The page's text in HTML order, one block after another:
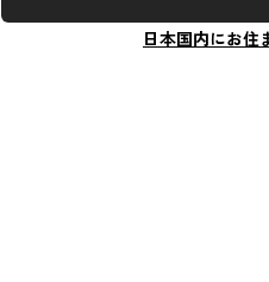
日本国内にお住